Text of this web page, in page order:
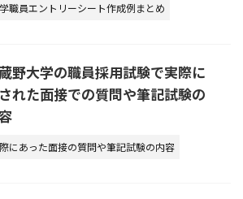
職員エントリーシート作成例まとめ
野大学の職員採用試験で実際に
れた面接での質問や筆記試験の
にあった面接の質問や筆記試験の内容